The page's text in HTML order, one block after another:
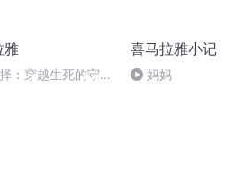
雅
：穿越生死的守
喜马拉雅小记
妈妈